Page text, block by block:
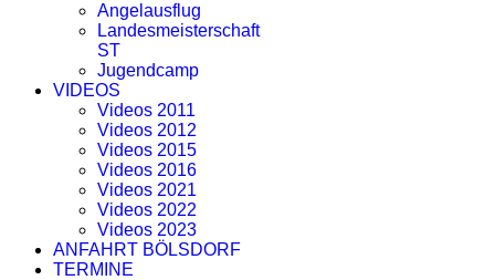
Angelausflug
Landesmeisterschaft
ST
Jugendcamp
VIDEOS
Videos 2011
Videos 2012
Videos 2015
Videos 2016
Videos 2021
Videos 2022
Videos 2023
ANFAHRT BÖLSDORF
TERMINE